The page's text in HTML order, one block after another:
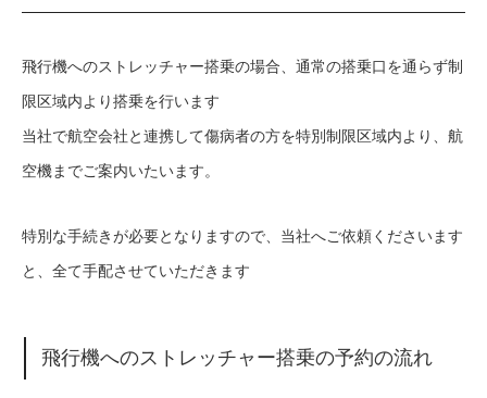
飛行機へのストレッチャー搭乗の場合、通常の搭乗口を通らず制
限区域内より搭乗を行います
当社で航空会社と連携して傷病者の方を特別制限区域内より、航
空機までご案内いたいます。
特別な手続きが必要となりますので、当社へご依頼くださいます
と、全て手配させていただきます
飛行機へのストレッチャー搭乗の予約の流れ